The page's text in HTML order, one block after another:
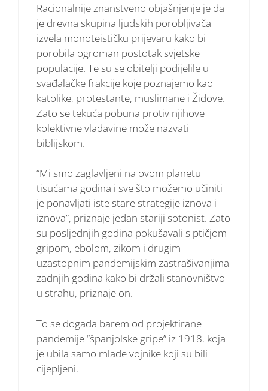
Racionalnije znanstveno objašnjenje je da
je drevna skupina ljudskih porobljivača
izvela monoteističku prijevaru kako bi
porobila ogroman postotak svjetske
populacije. Te su se obitelji podijelile u
svađalačke frakcije koje poznajemo kao
katolike, protestante, muslimane i Židove.
Zato se tekuća pobuna protiv njihove
kolektivne vladavine može nazvati
biblijskom.
“Mi smo zaglavljeni na ovom planetu
tisućama godina i sve što možemo učiniti
je ponavljati iste stare strategije iznova i
iznova”, priznaje jedan stariji sotonist. Zato
su posljednjih godina pokušavali s ptičjom
gripom, ebolom, zikom i drugim
uzastopnim pandemijskim zastrašivanjima
zadnjih godina kako bi držali stanovništvo
u strahu, priznaje on.
To se događa barem od projektirane
pandemije “španjolske gripe” iz 1918. koja
je ubila samo mlade vojnike koji su bili
cijepljeni.